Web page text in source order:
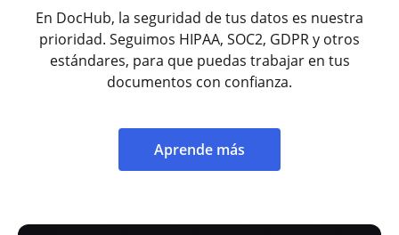
En DocHub, la seguridad de tus datos es nuestra
prioridad. Seguimos HIPAA, SOC2, GDPR y otros
estándares, para que puedas trabajar en tus
documentos con confianza.
Aprende más